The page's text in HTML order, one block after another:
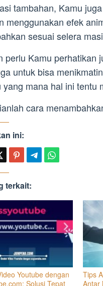
tambahan, Kamu
menggunakan efek
sesuai selera
perlu Kamu perhatikan
untuk bisa
yang mana hal ini tentu
cara
ini:
terkait:
Youtube dengan
Solusi Tepat
Tips
Antar